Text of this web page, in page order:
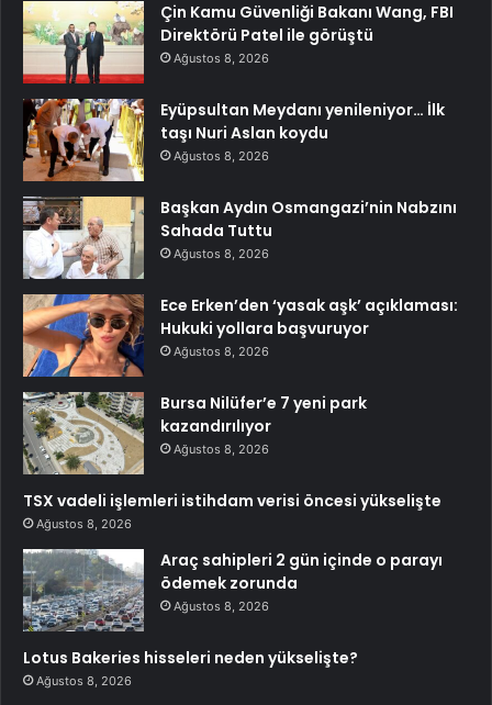
Çin Kamu Güvenliği Bakanı Wang, FBI
Direktörü Patel ile görüştü
Ağustos 8, 2026
Eyüpsultan Meydanı yenileniyor… İlk
taşı Nuri Aslan koydu
Ağustos 8, 2026
Başkan Aydın Osmangazi’nin Nabzını
Sahada Tuttu
Ağustos 8, 2026
Ece Erken’den ‘yasak aşk’ açıklaması:
Hukuki yollara başvuruyor
Ağustos 8, 2026
Bursa Nilüfer’e 7 yeni park
kazandırılıyor
Ağustos 8, 2026
TSX vadeli işlemleri istihdam verisi öncesi yükselişte
Ağustos 8, 2026
Araç sahipleri 2 gün içinde o parayı
ödemek zorunda
Ağustos 8, 2026
Lotus Bakeries hisseleri neden yükselişte?
Ağustos 8, 2026